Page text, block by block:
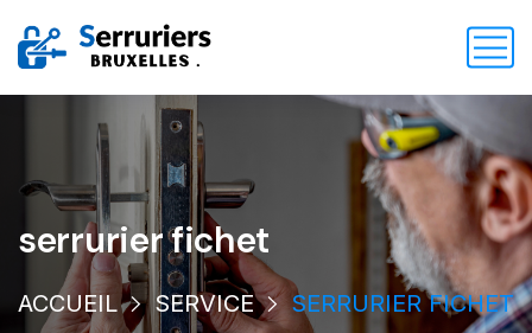
serrurier fichet
ACCUEIL SERVICE SERRURIER FICHET